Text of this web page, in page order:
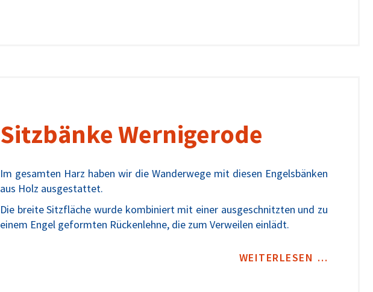
Sitzbänke Wernigerode
Im gesamten Harz haben wir die Wanderwege mit diesen Engelsbänken
aus Holz ausgestattet.
Die breite Sitzfläche wurde kombiniert mit einer ausgeschnitzten und zu
einem Engel geformten Rückenlehne, die zum Verweilen einlädt.
WEITERLESEN …